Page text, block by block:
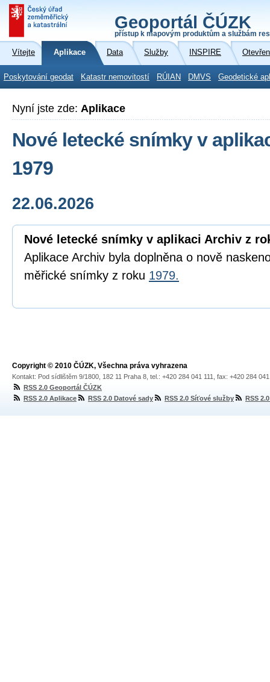
Geoportál ČÚZK
přístup k mapovým produktům a službám
Vítejte Aplikace Data Služby INSPIRE
Poskytování geodat Katastr nemovitostí RÚIAN DMVS Geodetické
Nyní jste zde: Aplikace
Nové letecké snímky v
1979
22.06.2026
Nové letecké snímky v aplikaci Archiv z
Aplikace Archiv byla doplněna o nově
měřické snímky z roku 1979.
Copyright © 2010 ČÚZK, Všechna práva vyhrazena
Kontakt: Pod sídlištěm 9/1800, 182 11 Praha 8, tel.: +420 284 041 111, fax: +420 284
RSS 2.0 Geoportál ČÚZK
RSS 2.0 Aplikace
RSS 2.0 Datové sady RSS 2.0 Síťové služby RSS